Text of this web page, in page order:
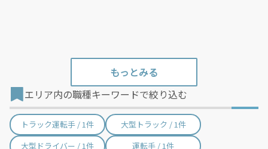
エリア内の職種キーワードで絞り込む
トラック運転手 / 1件
大型トラック / 1件
大型ドライバー / 1件
運転手 / 1件